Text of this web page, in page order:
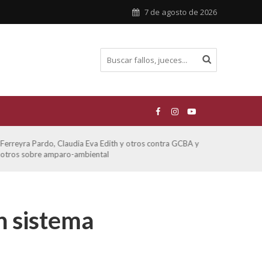
7 de agosto de 2026
Ferreyra Pardo, Claudia Eva Edith y otros contra GCBA y
otros sobre amparo-ambiental
sistema